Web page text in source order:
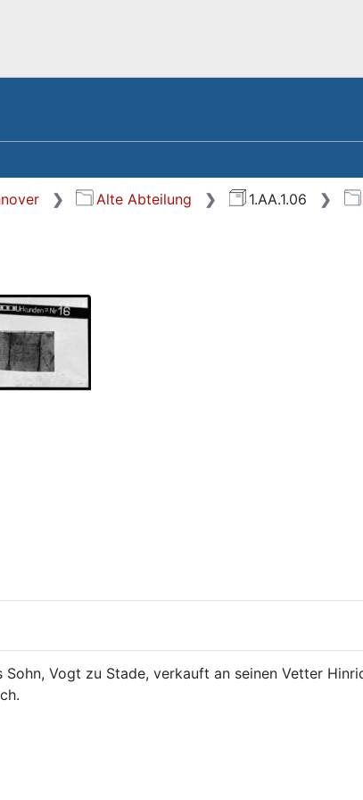
Alte Abteilung 1.AA.1.06
Sohn, Vogt zu Stade, verkauft an seinen Vetter